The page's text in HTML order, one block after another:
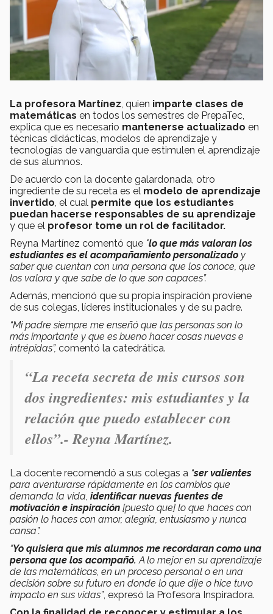
La profesora Martínez, quien imparte clases de
matemáticas en todos los semestres de PrepaTec,
explica que es necesario mantenerse actualizado en
técnicas didácticas, modelos de aprendizaje y
tecnologías de vanguardia que estimulen el aprendizaje
de sus alumnos.
De acuerdo con la docente galardonada, otro
ingrediente de su receta es el modelo de aprendizaje
invertido, el cual permite que los estudiantes
puedan hacerse responsables de su aprendizaje
y que el profesor tome un rol de facilitador.
Reyna Martínez comentó que "lo que más valoran los
estudiantes es el acompañamiento personalizado y
saber que cuentan con una persona que los conoce, que
los valora y que sabe de lo que son capaces”.
Además, mencionó que su propia inspiración proviene
de sus colegas, líderes institucionales y de su padre.
“Mi padre siempre me enseñó que las personas son lo
más importante y que es bueno hacer cosas nuevas e
intrépidas”, comentó la catedrática.
“La receta secreta de mis cursos son
dos ingredientes: mis estudiantes y la
relación que puedo establecer con
ellos”.- Reyna Martínez.
La docente recomendó a sus colegas a “ser valientes
para aventurarse rápidamente en los cambios que
demanda la vida, identificar nuevas fuentes de
motivación e inspiración [puesto que] lo que haces con
pasión lo haces con amor, alegría, entusiasmo y nunca
cansa”.
“Yo quisiera que mis alumnos me recordaran como una
persona que los acompañó. A lo mejor en su aprendizaje
de las matemáticas, en un proceso personal o en una
decisión sobre su futuro en donde lo que dije o hice tuvo
impacto en sus vidas”, expresó la Profesora Inspiradora.